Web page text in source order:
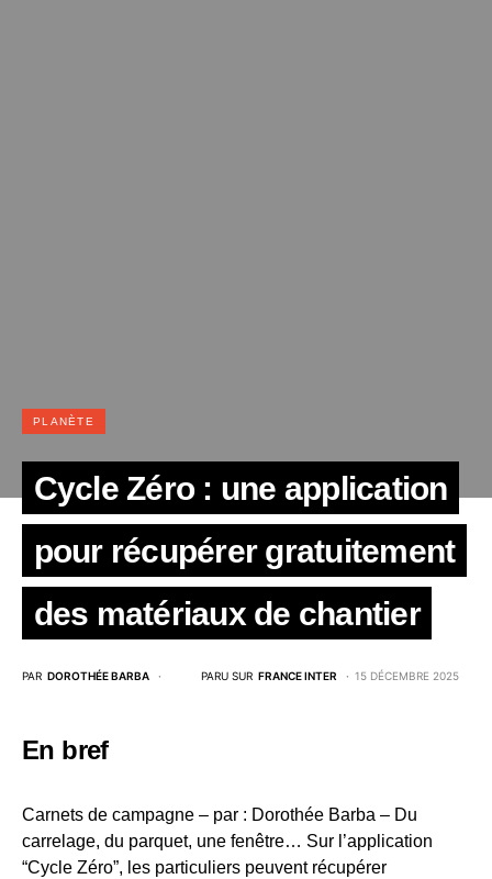
PLANÈTE
Cycle Zéro : une application
pour récupérer gratuitement
des matériaux de chantier
PAR DOROTHÉE BARBA PARU SUR FRANCE INTER 15 DÉCEMBRE 2025
En bref
Carnets de campagne – par : Dorothée Barba – Du
carrelage, du parquet, une fenêtre… Sur l’application
“Cycle Zéro”, les particuliers peuvent récupérer